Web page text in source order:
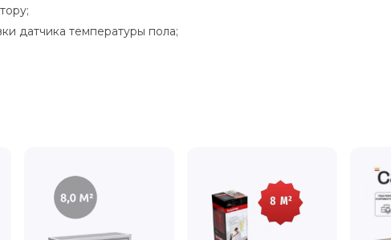
датчика температуры пола;